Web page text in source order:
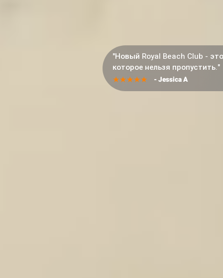
"Новый Royal Beach Club -
которое нельзя пропустить."
★★★★★ - Jessica A